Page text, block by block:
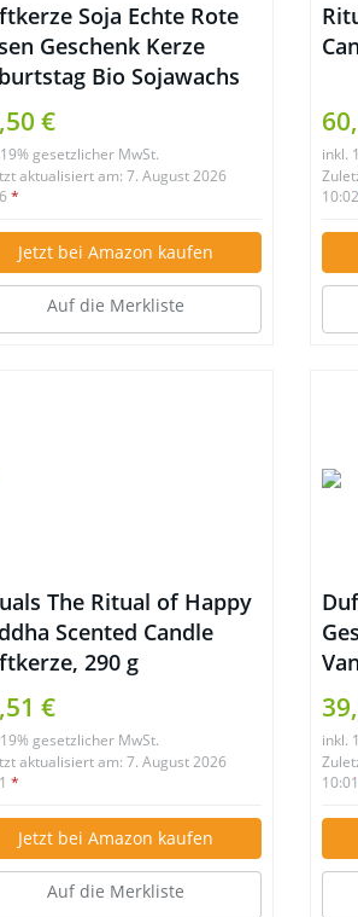
Soja Echte Rote
Geschenk Kerze
Bio Sojawachs
Öl
€
gesetzlicher MwSt.
aktualisiert am: 7. August 2026
*
Jetzt bei Amazon kaufen
Auf die Merkliste
inkl.
10:02
The Ritual of Happy
Scented Candle
290 g
€
gesetzlicher MwSt.
aktualisiert am: 7. August 2026
*
Jetzt bei Amazon kaufen
Auf die Merkliste
inkl.
10:01